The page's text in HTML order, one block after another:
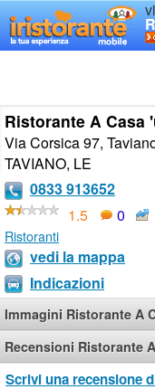
Ristorante A Casa
Via Corsica 97,
TAVIANO, LE
0833 913652
1.5
0
Ristoranti
vedi la mappa
Indicazioni
Immagini Ristorante A
Recensioni Ristorante
Scrivi una recensione